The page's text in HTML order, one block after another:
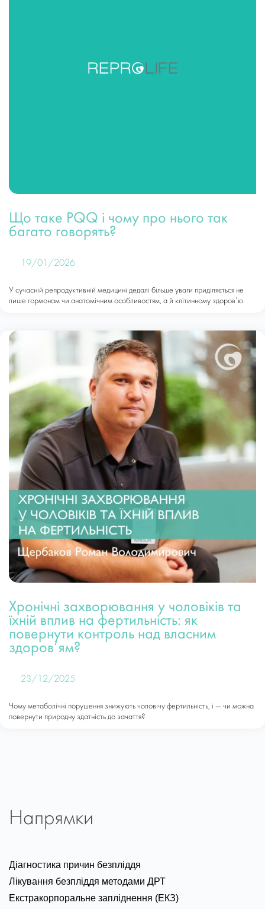
Що таке PQQ і чому про нього так
багато говорять?
19/01/2026
У сучасній репродуктивній медицині дедалі більше уваги приділяється не
лише гормонам чи анатомічним особливостям, а й клітинному здоров’ю.
Хронічні захворювання у чоловіків та
їхній вплив на фертильність: як
повернути контроль над власним
здоров’ям?
23/12/2025
Чому метаболічні порушення знижують чоловічу фертильність, і — чи можна
повернути природну здатність до зачаття?
Напрямки
Діагностика причин безпліддя
Лікування безпліддя методами ДРТ
Екстракорпоральне запліднення (ЕКЗ)